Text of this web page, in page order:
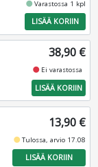
fiber_manual_recordVarastossa 1 kpl
LISÄÄ KORIIN
38,90 €
fiber_manual_record Ei varastossa
LISÄÄ KORIIN
13,90 €
fiber_manual_recordTulossa, arvio 17.08
LISÄÄ KORIIN